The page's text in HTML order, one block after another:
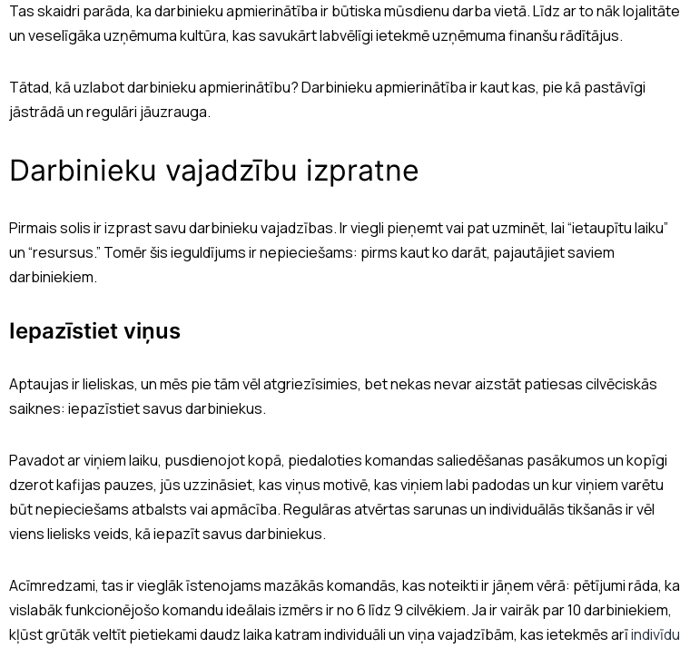
Tas skaidri parāda, ka darbinieku apmierinātība ir būtiska mūsdienu darba vietā. Līdz ar to nāk lojalitāte
un veselīgāka uzņēmuma kultūra, kas savukārt labvēlīgi ietekmē uzņēmuma finanšu rādītājus.
Tātad, kā uzlabot darbinieku apmierinātību? Darbinieku apmierinātība ir kaut kas, pie kā pastāvīgi
jāstrādā un regulāri jāuzrauga.
Darbinieku vajadzību izpratne
Pirmais solis ir izprast savu darbinieku vajadzības. Ir viegli pieņemt vai pat uzminēt, lai “ietaupītu laiku”
un “resursus.” Tomēr šis ieguldījums ir nepieciešams: pirms kaut ko darāt, pajautājiet saviem
darbiniekiem.
Iepazīstiet viņus
Aptaujas ir lieliskas, un mēs pie tām vēl atgriezīsimies, bet nekas nevar aizstāt patiesas cilvēciskās
saiknes: iepazīstiet savus darbiniekus.
Pavadot ar viņiem laiku, pusdienojot kopā, piedaloties komandas saliedēšanas pasākumos un kopīgi
dzerot kafijas pauzes, jūs uzzināsiet, kas viņus motivē, kas viņiem labi padodas un kur viņiem varētu
būt nepieciešams atbalsts vai apmācība. Regulāras atvērtas sarunas un individuālās tikšanās ir vēl
viens lielisks veids, kā iepazīt savus darbiniekus.
Acīmredzami, tas ir vieglāk īstenojams mazākās komandās, kas noteikti ir jāņem vērā: pētījumi rāda, ka
vislabāk funkcionējošo komandu ideālais izmērs ir no 6 līdz 9 cilvēkiem. Ja ir vairāk par 10 darbiniekiem,
kļūst grūtāk veltīt pietiekami daudz laika katram individuāli un viņa vajadzībām, kas ietekmēs arīindivīdu